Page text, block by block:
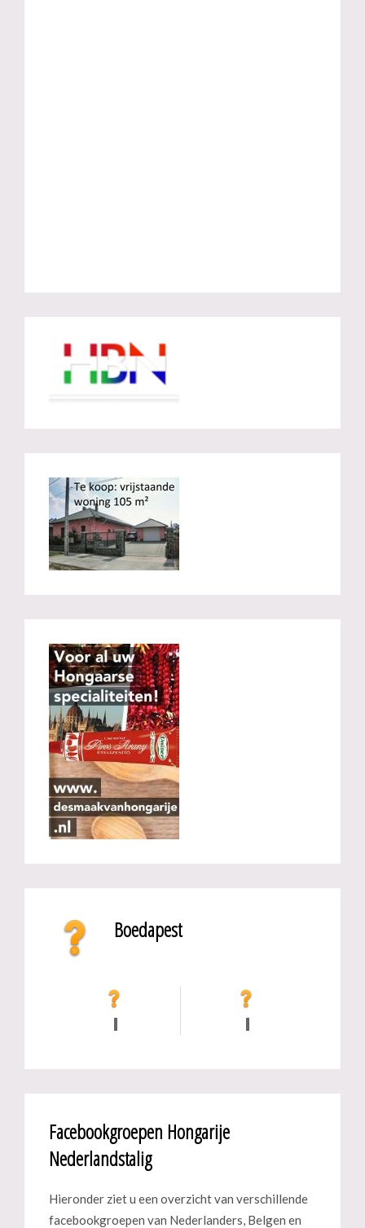
Boedapest
Facebookgroepen Hongarije
Nederlandstalig
Hieronder ziet u een overzicht van verschillende
facebookgroepen van Nederlanders, Belgen en